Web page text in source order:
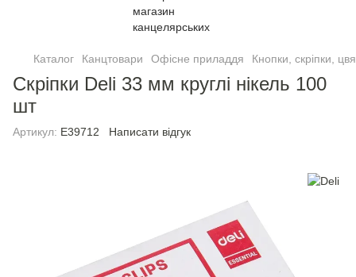
Каталог Канцтовари Офісне приладдя Кнопки, скріпки,
Скріпки Deli 33 мм круглі нікель 100
шт
Артикул: E39712 Написати відгук